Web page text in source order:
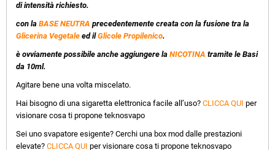
di intensità richiesto.
con la BASE NEUTRA precedentemente creata con la fusione tra la
Glicerina Vegetale ed ilGlicole Propilenico.
è ovviamente possibile anche aggiungere la NICOTINA tramite le Basi
da 10ml.
Agitare bene una volta miscelato.
Hai bisogno di una sigaretta elettronica facile all’uso? CLICCA QUI per
visionare cosa ti propone teknosvapo
Sei uno svapatore esigente? Cerchi una box mod dalle prestazioni
elevate? CLICCA QUI per visionare cosa ti propone teknosvapo